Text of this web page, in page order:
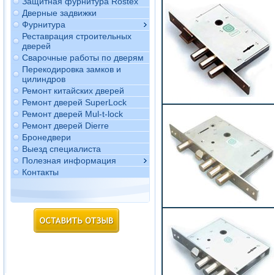
Дверные задвижки
Фурнитура
Реставрация строительных
дверей
Сварочные работы по дверям
Перекодировка замков и
цилиндров
Ремонт китайских дверей
Ремонт дверей SuperLock
Ремонт дверей Mul-t-lock
Ремонт дверей Dierre
Бронедвери
Выезд специалиста
Полезная информация
Контакты